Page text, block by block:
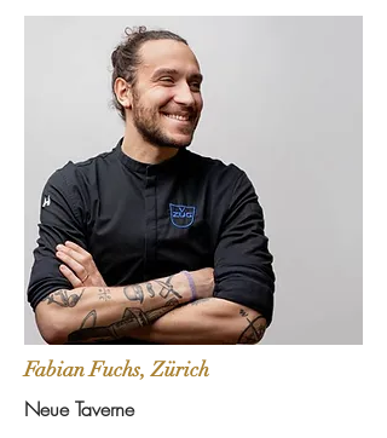
Fabian Fuchs, Zürich
Neue Taverne